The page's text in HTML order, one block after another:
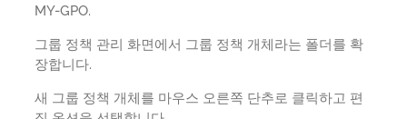
MY-GPO.
그룹 정책 관리 화면에서 그룹 정책 개체라는 폴더를 확
장합니다.
새 그룹 정책 개체를 마우스 오른쪽 단추로 클릭하고 편